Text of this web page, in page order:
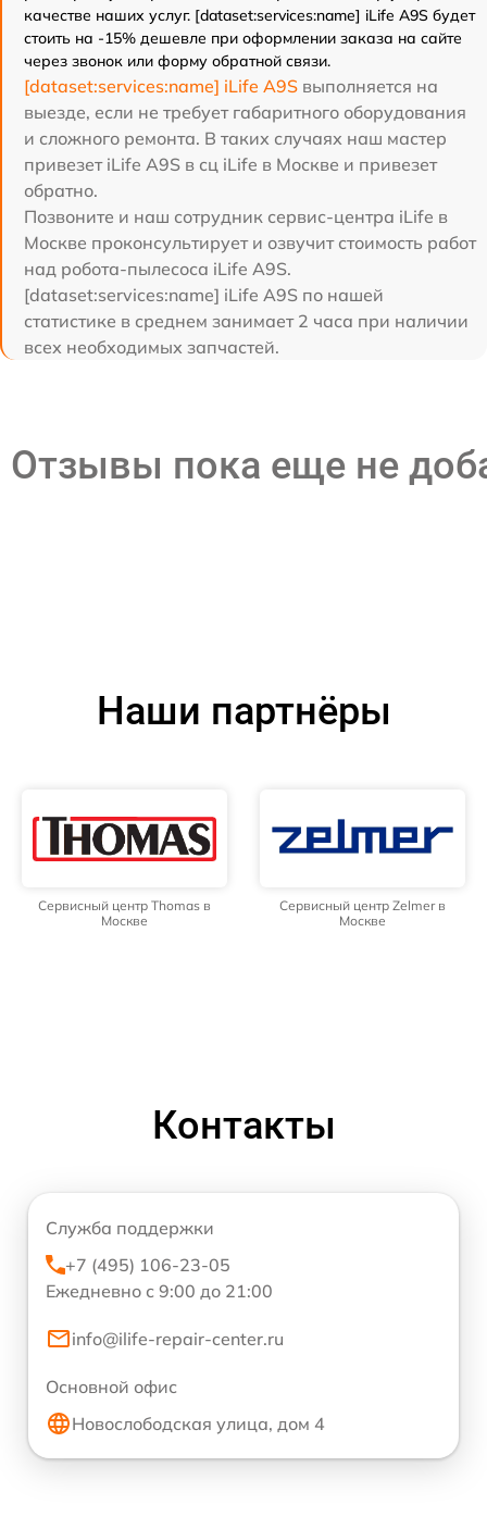
качестве наших услуг. [dataset:services:name] iLife A9S будет
стоить на -15% дешевле при оформлении заказа на сайте
через звонок или форму обратной связи.
[dataset:services:name] iLife A9S выполняется на
выезде, если не требует габаритного оборудования
и сложного ремонта. В таких случаях наш мастер
привезет iLife A9S в сц iLife в Москве и привезет
обратно.
Позвоните и наш сотрудник сервис-центра iLife в
Москве проконсультирует и озвучит стоимость работ
над робота-пылесоса iLife A9S.
[dataset:services:name] iLife A9S по нашей
статистике в среднем занимает 2 часа при наличии
всех необходимых запчастей.
Отзывы пока еще не
Наши партнёры
Сервисный центр Thomas в
Москве
Сервисный центр Zelmer в
Москве
Контакты
Служба поддержки
+7 (495) 106-23-05
Ежедневно с 9:00 до 21:00
info@ilife-repair-center.ru
Основной офис
Новослободская улица, дом 4